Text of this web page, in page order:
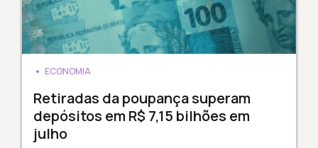
ECONOMIA
Retiradas da poupança superam
depósitos em R$ 7,15 bilhões em
julho